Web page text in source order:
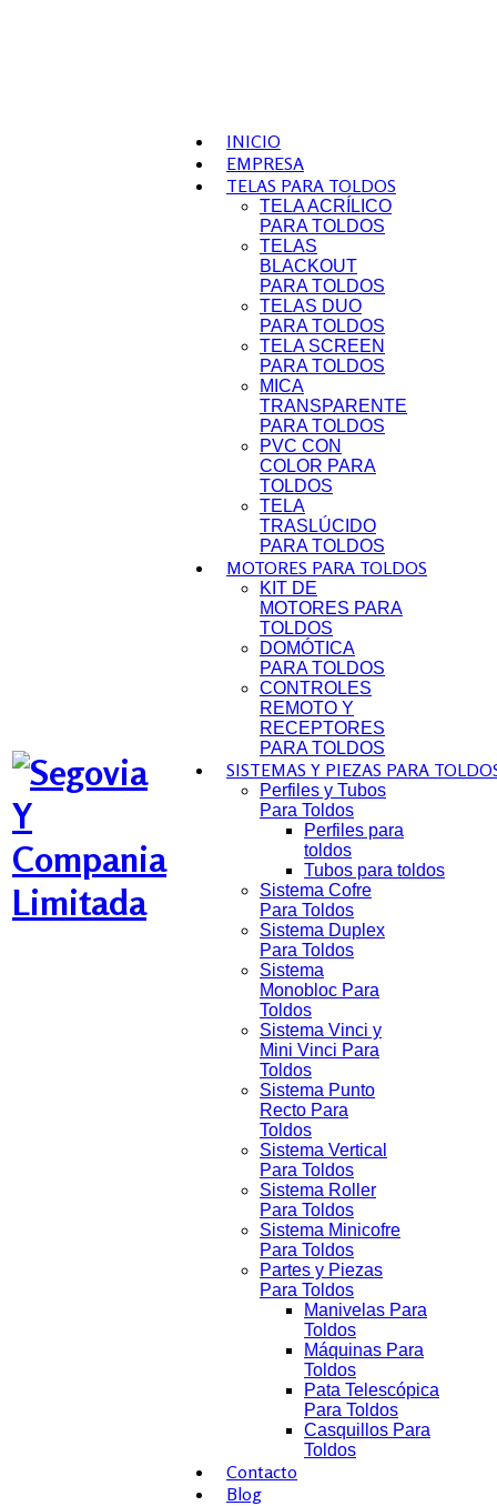
INICIO
EMPRESA
TELAS PARA TOLDOS
TELA ACRÍLICO
PARA TOLDOS
TELAS
BLACKOUT
PARA TOLDOS
TELAS DUO
PARA TOLDOS
TELA SCREEN
PARA TOLDOS
MICA
TRANSPARENTE
PARA TOLDOS
PVC CON
COLOR PARA
TOLDOS
TELA
TRASLÚCIDO
PARA TOLDOS
MOTORES PARA TOLDOS
KIT DE
MOTORES PARA
TOLDOS
DOMÓTICA
PARA TOLDOS
CONTROLES
REMOTO Y
RECEPTORES
PARA TOLDOS
SISTEMAS Y PIEZAS PARA
Perfiles y Tubos
Para Toldos
Perfiles para
toldos
Tubos para toldos
Sistema Cofre
Para Toldos
Sistema Duplex
Para Toldos
Sistema
Monobloc Para
Toldos
Sistema Vinci y
Mini Vinci Para
Toldos
Sistema Punto
Recto Para
Toldos
Sistema Vertical
Para Toldos
Sistema Roller
Para Toldos
Sistema Minicofre
Para Toldos
Partes y Piezas
Para Toldos
Manivelas Para
Toldos
Máquinas Para
Toldos
Pata Telescópica
Para Toldos
Casquillos Para
Toldos
Contacto
Blog